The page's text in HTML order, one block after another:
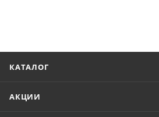
КАТАЛОГ
АКЦИИ